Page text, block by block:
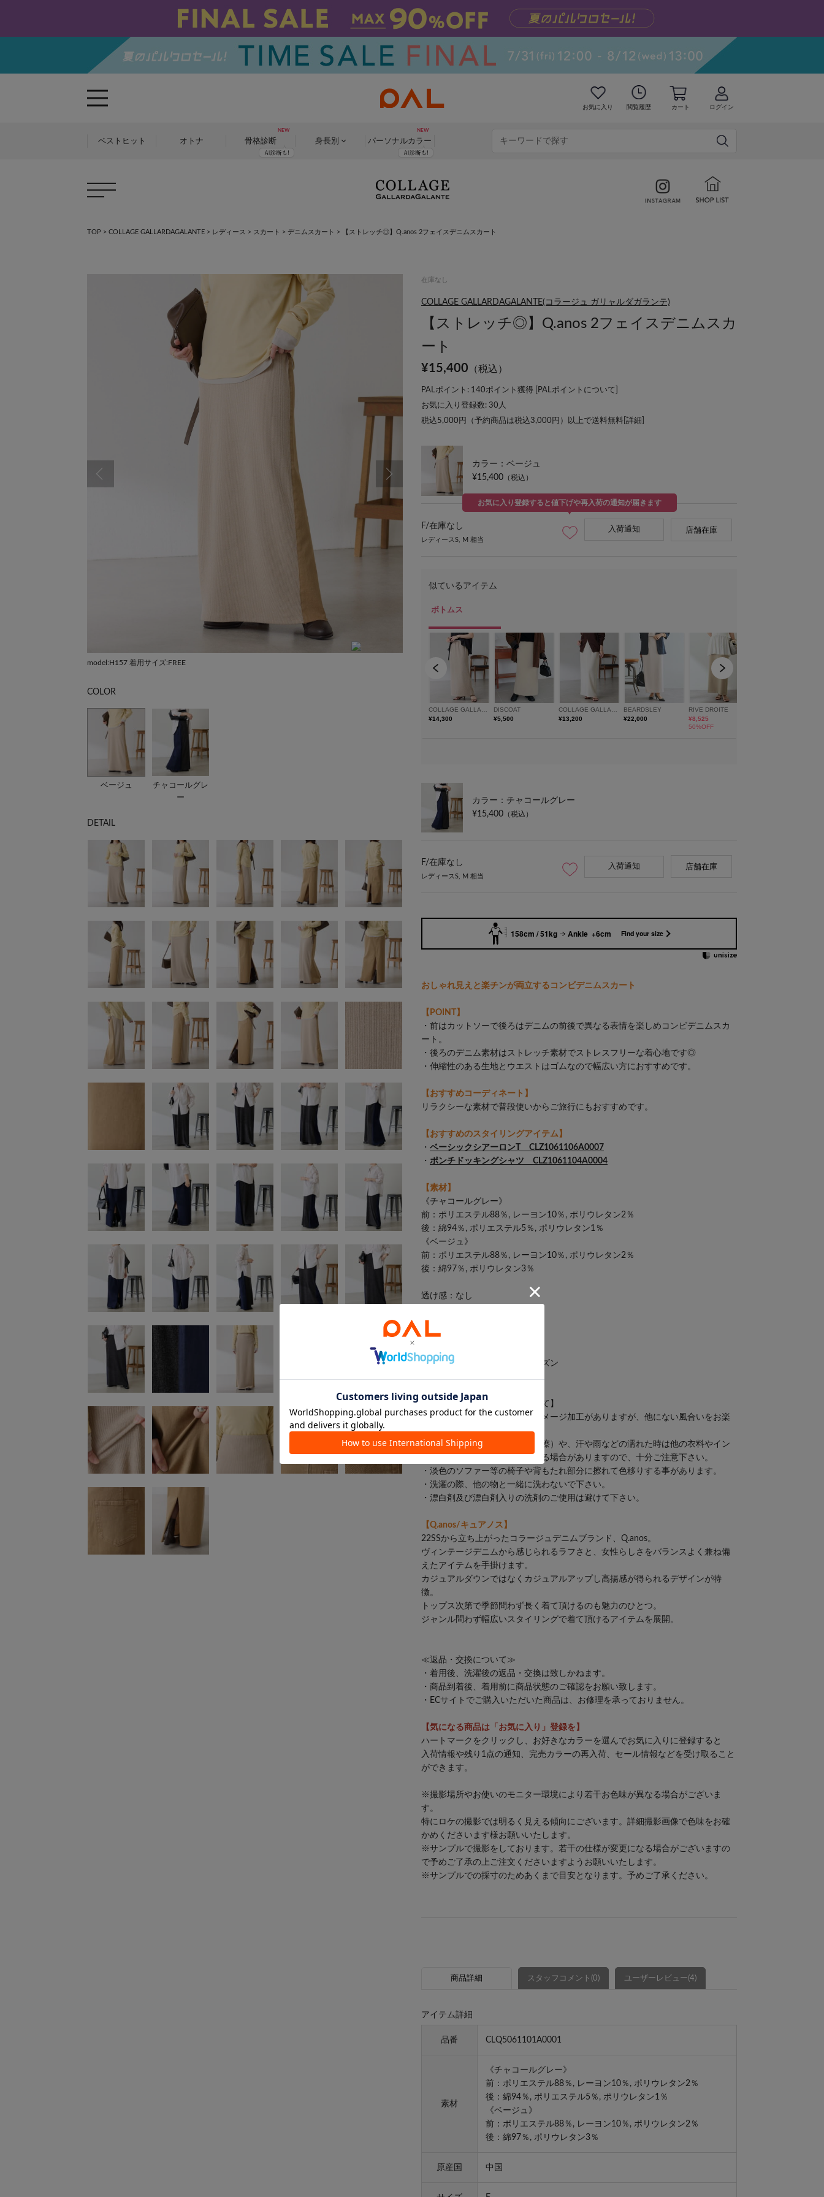
お気に入り 閲覧履歴 カート ログイン
ベストヒット オトナ 骨格診断 身長別 パーソナルカラー
TOP > COLLAGE GALLARDAGALANTE > レディース > スカート > デニムスカート > 【ストレッチ◎】Q.anos 2フェイスデニムスカート
model:H157 着用サイズ:FREE model:H157 着用サイズ:FREE model:H157 着用サイズ:FREE
COLOR
ベージュ
チャコールグレ
ー
DETAIL
在庫なし
COLLAGE GALLARDAGALANTE(コラージュ ガリャルダガランテ)
【ストレッチ◎】Q.anos 2フェイスデニムスカ
ート
¥15,400 （税込）
PALポイント: 140ポイント獲得 [ PALポイントについて
お気に入り登録数: 30 人
税込5,000円（予約商品は税込3,000円）以上で送料無料[ 詳細
カラー：ベージュ
¥15,400 （税込）
F/在庫なし
レディースS, M 相当
お気に入り登録すると値下げや再入荷の通知が届きます
入荷通知 店舗在庫
カラー：チャコールグレー
¥15,400 （税込）
F/在庫なし
レディースS, M 相当
入荷通知 店舗在庫
158cm / 51kg Ankle +6cm Find your size
おしゃれ見えと楽チンが両立するコンビデニムスカート
【POINT】
・前はカットソーで後ろはデニムの前後で異なる表情を楽しめコンビデニムスカ
ート。
・後ろのデニム素材はストレッチ素材でストレスフリーな着心地です◎
・伸縮性のある生地とウエストはゴムなので幅広い方におすすめです。
【おすすめコーディネート】
リラクシーな素材で普段使いからご旅行にもおすすめです。
【おすすめのスタイリングアイテム】
・ ベーシックシアーロンT CLZ1061106A0007
・ ポンチドッキングシャツ CLZ1061104A0004
【素材】
《チャコールグレー》
前：ポリエステル88％, レーヨン10％, ポリウレタン2％
後：綿94％, ポリエステル5％, ポリウレタン1％
《ベージュ》
前：ポリエステル88％, レーヨン10％, ポリウレタン2％
後：綿97％, ポリウレタン3％
透け感：なし
ポケット：背面ポケット×１
伸縮性：あり
おすすめ着用時期：オールシーズン
【デニム色移り・色落ちについて】
・デニム素材の為、色落ち・ダメージ加工がありますが、他にない風合いをお楽
しみ下さい。
・摩擦（特に湿った状態での摩擦）や、汗や雨などの濡れた時は他の衣料やイン
ナー類（特に白）物に色移りする場合がありますので、十分ご注意下さい。
・淡色のソファー等の椅子や背もたれ部分に擦れて色移りする事があります。
・洗濯の際、他の物と一緒に洗わないで下さい。
・漂白剤及び漂白剤入りの洗剤のご使用は避けて下さい。
【Q.anos/キュアノス】
22SSから立ち上がったコラージュデニムブランド、Q.anos。
ヴィンテージデニムから感じられるラフさと、女性らしさをバランスよく兼ね備
えたアイテムを手掛けます。
カジュアルダウンではなくカジュアルアップし高揚感が得られるデザインが特
徴。
トップス次第で季節問わず長く着て頂けるのも魅力のひとつ。
ジャンル問わず幅広いスタイリングで着て頂けるアイテムを展開。
≪返品・交換について≫
・着用後、洗濯後の返品・交換は致しかねます。
・商品到着後、着用前に商品状態のご確認をお願い致します。
・ECサイトでご購入いただいた商品は、お修理を承っておりません。
【気になる商品は「お気に入り」登録を】
ハートマークをクリックし、お好きなカラーを選んでお気に入りに登録すると
入荷情報や残り1点の通知、完売カラーの再入荷、セール情報などを受け取ること
ができます。
※撮影場所やお使いのモニター環境により若干お色味が異なる場合がございま
す。
特にロケの撮影では明るく見える傾向にございます。詳細撮影画像で色味をお確
かめくださいます様お願いいたします。
※サンプルで撮影をしております。若干の仕様が変更になる場合がございますの
で予めご了承の上ご注文くださいますようお願いいたします。
※サンプルでの採寸のためあくまで目安となります。予めご了承ください。
商品詳細 スタッフコメント(0) ユーザーレビュー(4)
アイテム詳細
品番 CLQ5061101A0001
素材
《チャコールグレー》
前：ポリエステル88％, レーヨン10％, ポリウレタン2％
後：綿94％, ポリエステル5％, ポリウレタン1％
《ベージュ》
前：ポリエステル88％, レーヨン10％, ポリウレタン2％
後：綿97％, ポリウレタン3％
原産国 中国